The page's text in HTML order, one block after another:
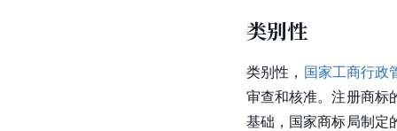
类别性
类别性， 国家工商行政
审查和核准。注册商标
基础， 国家商标局制定